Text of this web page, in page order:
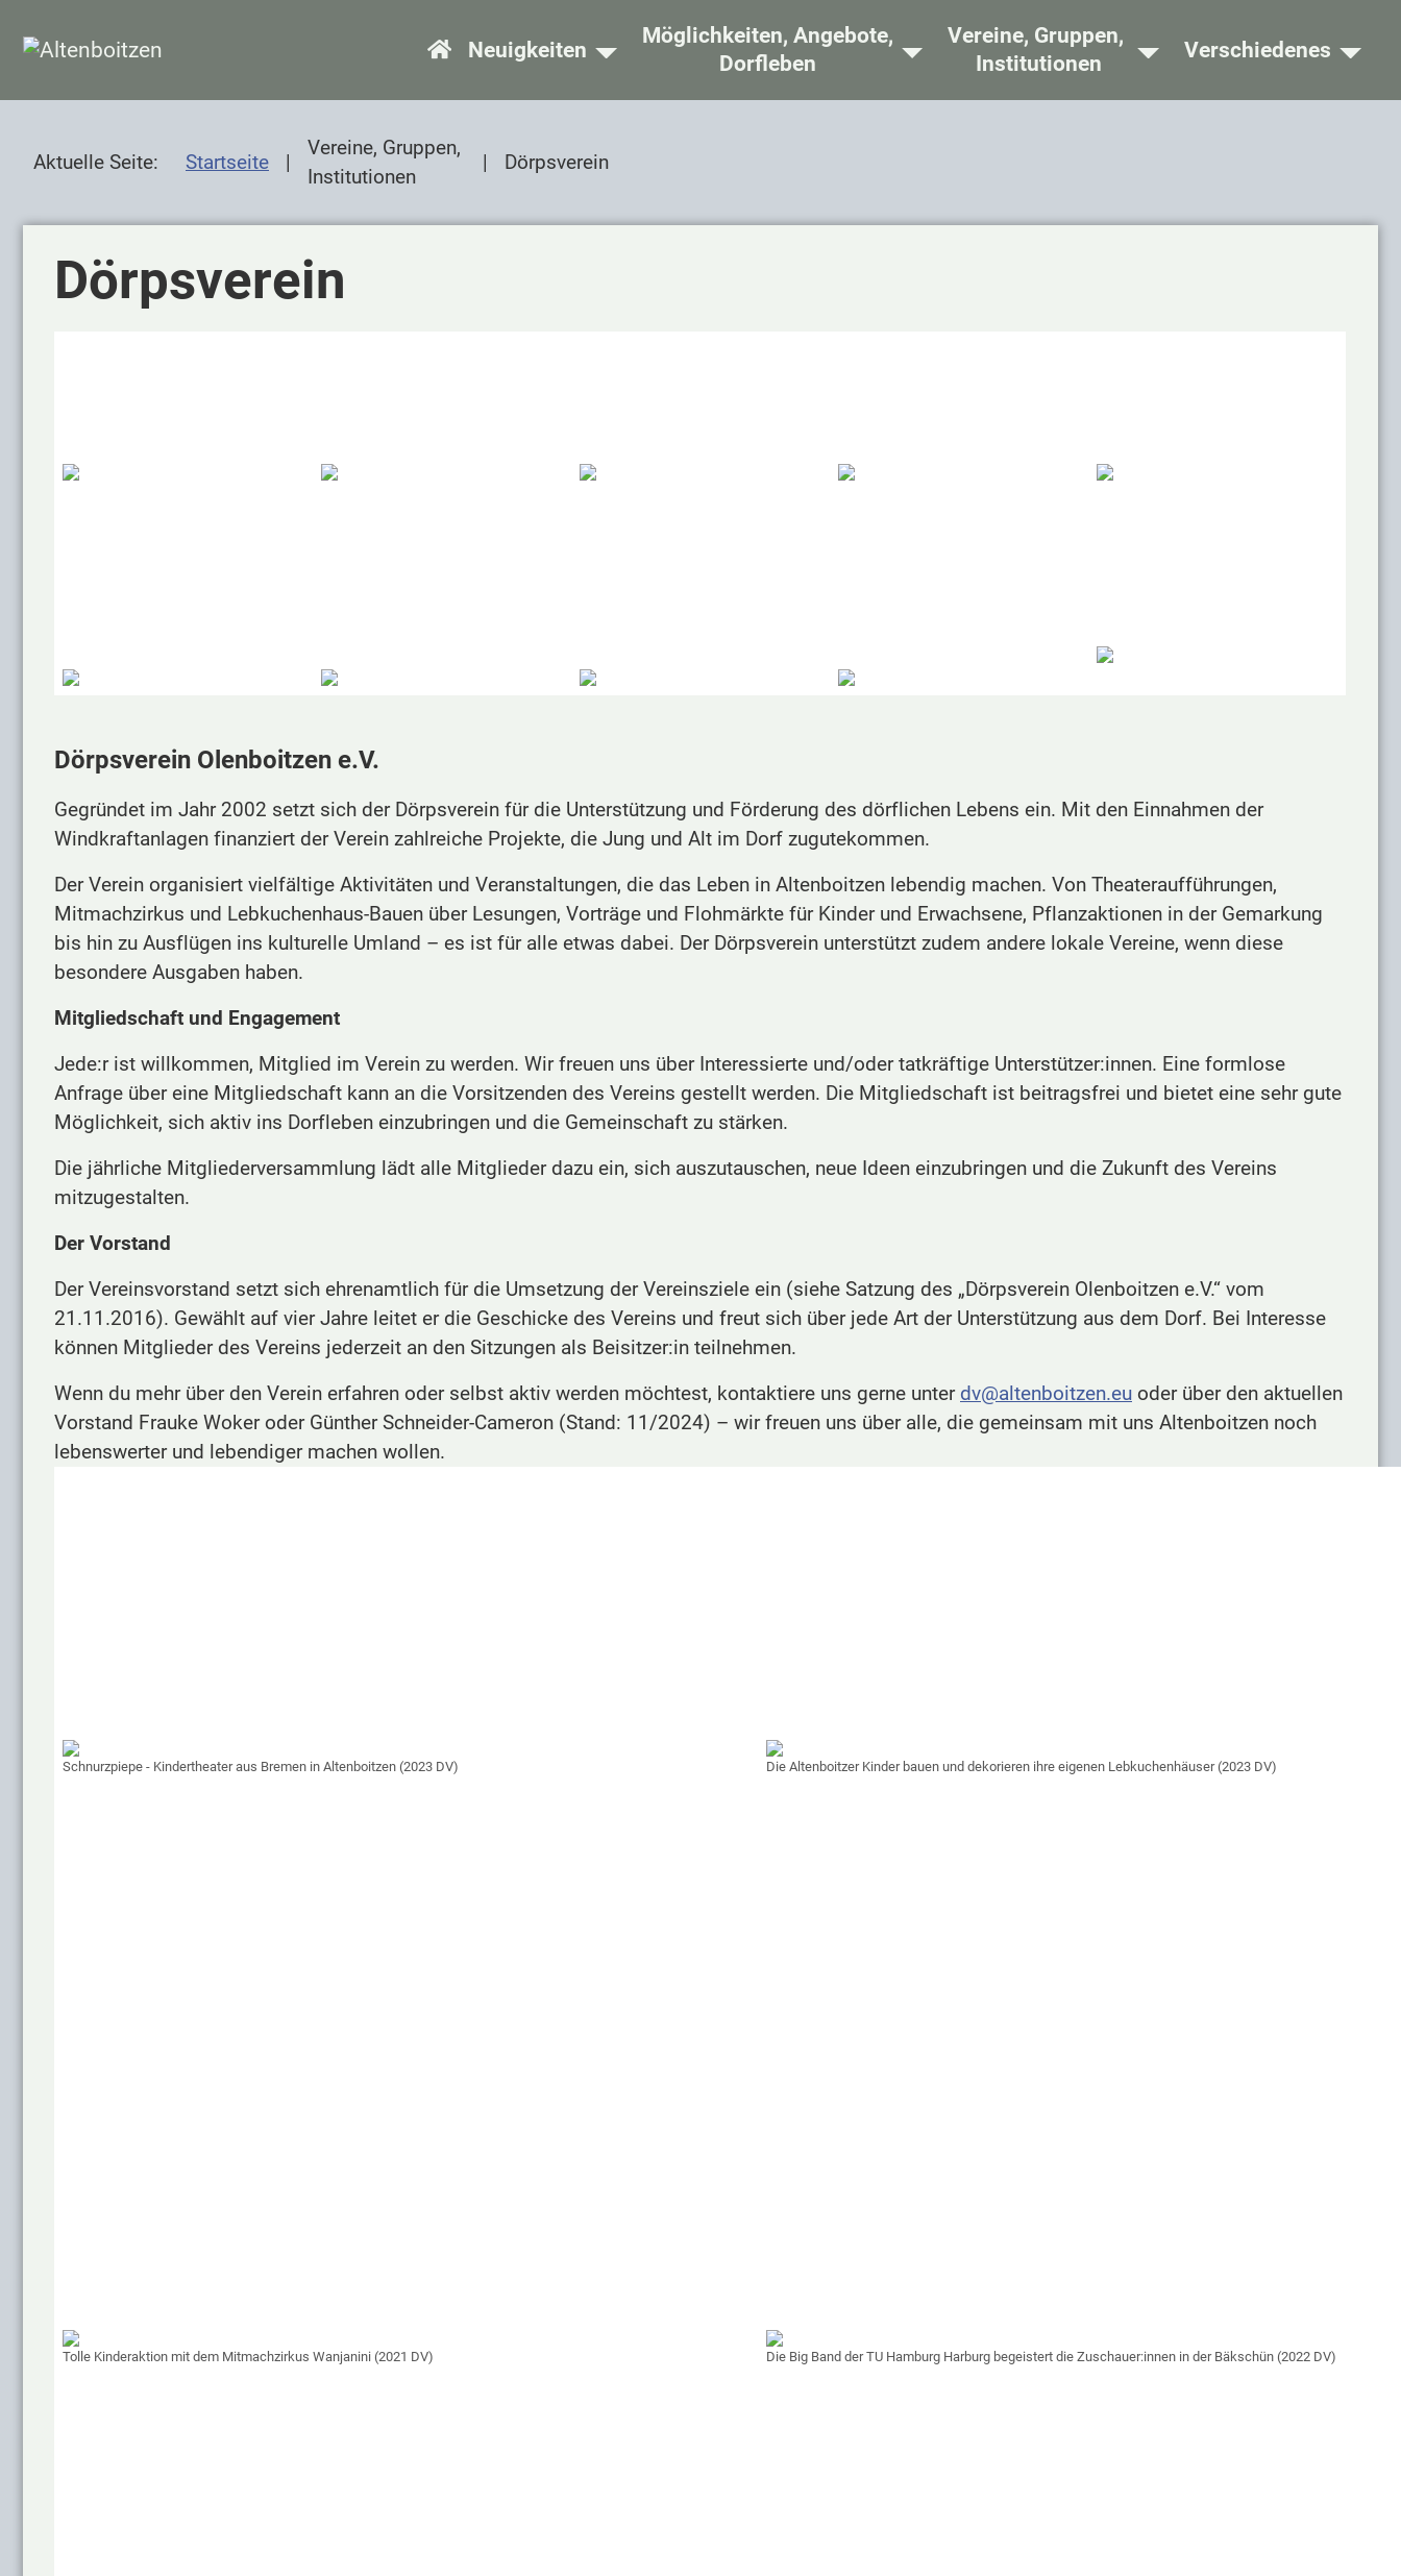
SKIP TO MAIN CONTENT
Home
Neuigkeiten
Möglichkeiten, Angebote,
Dorfleben
Vereine, Gruppen,
Institutionen
Verschiedenes
Aktuelle Seite: Startseite
Vereine, Gruppen,
Institutionen
Dörpsverein
Dörpsverein
Dörpsverein Olenboitzen e.V.
Gegründet im Jahr 2002 setzt sich der Dörpsverein für die Unterstützung und Förderung des dörflichen Lebens ein. Mit den Einnahmen der
Windkraftanlagen finanziert der Verein zahlreiche Projekte, die Jung und Alt im Dorf zugutekommen.
Der Verein organisiert vielfältige Aktivitäten und Veranstaltungen, die das Leben in Altenboitzen lebendig machen. Von Theateraufführungen,
Mitmachzirkus und Lebkuchenhaus-Bauen über Lesungen, Vorträge und Flohmärkte für Kinder und Erwachsene, Pflanzaktionen in der Gemarkung
bis hin zu Ausflügen ins kulturelle Umland – es ist für alle etwas dabei. Der Dörpsverein unterstützt zudem andere lokale Vereine, wenn diese
besondere Ausgaben haben.
Mitgliedschaft und Engagement
Jede:r ist willkommen, Mitglied im Verein zu werden. Wir freuen uns über Interessierte und/oder tatkräftige Unterstützer:innen. Eine formlose
Anfrage über eine Mitgliedschaft kann an die Vorsitzenden des Vereins gestellt werden. Die Mitgliedschaft ist beitragsfrei und bietet eine sehr gute
Möglichkeit, sich aktiv ins Dorfleben einzubringen und die Gemeinschaft zu stärken.
Die jährliche Mitgliederversammlung lädt alle Mitglieder dazu ein, sich auszutauschen, neue Ideen einzubringen und die Zukunft des Vereins
mitzugestalten.
Der Vorstand
Der Vereinsvorstand setzt sich ehrenamtlich für die Umsetzung der Vereinsziele ein (siehe Satzung des „Dörpsverein Olenboitzen e.V.“ vom
21.11.2016). Gewählt auf vier Jahre leitet er die Geschicke des Vereins und freut sich über jede Art der Unterstützung aus dem Dorf. Bei Interesse
können Mitglieder des Vereins jederzeit an den Sitzungen als Beisitzer:in teilnehmen.
Wenn du mehr über den Verein erfahren oder selbst aktiv werden möchtest, kontaktiere uns gerne unter dv@altenboitzen.eu oder über den aktuellen
Vorstand Frauke Woker oder Günther Schneider-Cameron (Stand: 11/2024) – wir freuen uns über alle, die gemeinsam mit uns Altenboitzen noch
lebenswerter und lebendiger machen wollen.
Schnurzpiepe - Kindertheater aus Bremen in Altenboitzen (2023 DV) Die Altenboitzer Kinder bauen und dekorieren ihre eigenen Lebkuchenhäuser (2023 DV)
Tolle Kinderaktion mit dem Mitmachzirkus Wanjanini (2021 DV) Die Big Band der TU Hamburg Harburg begeistert die Zuschauer:innen in der Bäkschün (2022 DV)